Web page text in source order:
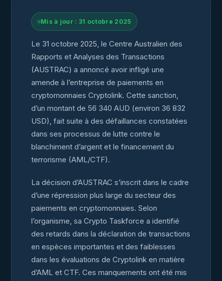
Mis à jour : 31 octobre 2025
Le 31 octobre 2025, le Centre Australien des
Rapports et Analyses des Transactions
(AUSTRAC) a annoncé avoir infligé une
amende à l’entreprise de paiements en
cryptomonnaies Cryptolink. Cette sanction,
d’un montant de 56 340 AUD (environ 36 832
USD), fait suite à des défaillances constatées
dans ses processus de lutte contre le
blanchiment d’argent et le financement du
terrorisme (AML/CTF).
La décision d’AUSTRAC s’inscrit dans le cadre
d’une répression plus large du secteur des
paiements en cryptomonnaies. Selon
l’organisme, sa Crypto Taskforce a identifié
des retards dans la déclaration de transactions
en espèces importantes et des faiblesses
dans les évaluations de Cryptolink en matière
d’AML et CTF. Ces manquements ont été mis